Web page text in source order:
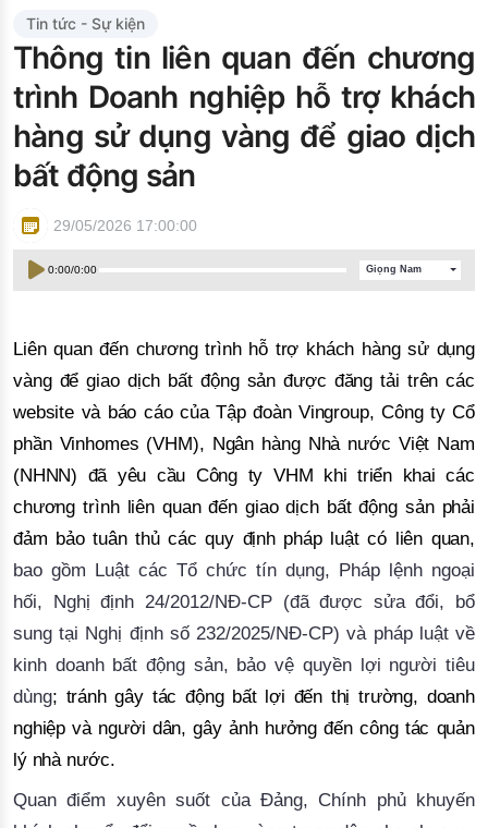
Đào tạo ISO
Tin tức - Sự kiện
Thông tin liên quan đến chương
trình Doanh nghiệp hỗ trợ khách
hàng sử dụng vàng để giao dịch
bất động sản
29/05/2026 17:00:00
0:00/0:00 Giọng Nam
Liên quan đến chương trình hỗ trợ khách hàng sử dụng
vàng để giao dịch bất động sản được đăng tải trên các
website và báo cáo của Tập đoàn Vingroup, Công ty Cổ
phần Vinhomes (VHM), Ngân hàng Nhà nước Việt Nam
(NHNN) đã yêu cầu Công ty VHM khi triển khai các
chương trình liên quan đến giao dịch bất động sản phải
đảm bảo tuân thủ các quy định pháp luật có liên quan,
bao gồm Luật các Tổ chức tín dụng, Pháp lệnh ngoại
hối, Nghị định 24/2012/NĐ-CP (đã được sửa đổi, bổ
sung tại Nghị định số 232/2025/NĐ-CP) và pháp luật về
kinh doanh bất động sản, bảo vệ quyền lợi người tiêu
dùng; tránh gây tác động bất lợi đến thị trường, doanh
nghiệp và người dân, gây ảnh hưởng đến công tác quản
lý nhà nước.
Quan điểm xuyên suốt của Đảng, Chính phủkhuyến